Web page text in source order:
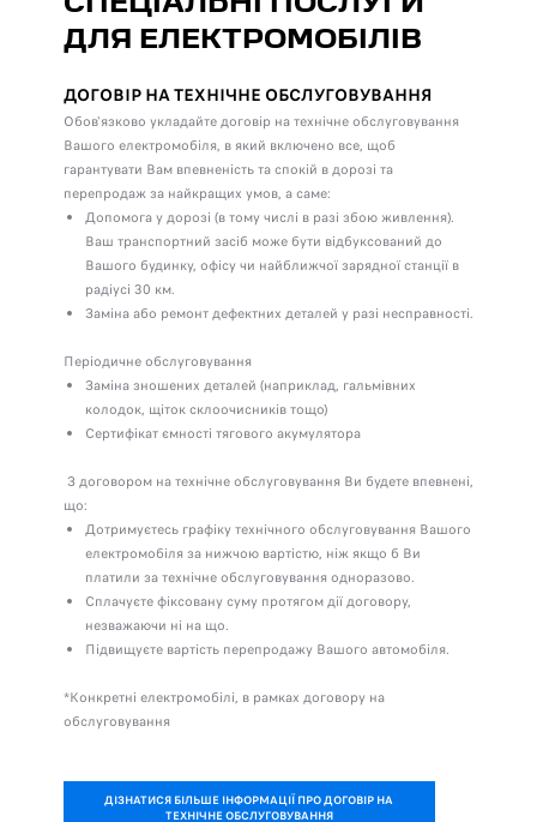
СПЕЦІАЛЬНІ ПОСЛУГИ
ДЛЯ ЕЛЕКТРОМОБІЛІВ
ДОГОВІР НА ТЕХНІЧНЕ ОБСЛУГОВУВАННЯ
Обов'язково укладайте договір на технічне обслуговування
Вашого електромобіля, в який включено все, щоб
гарантувати Вам впевненість та спокій в дорозі та
перепродаж за найкращих умов, а саме:
Допомога у дорозі (в тому числі в разі збою живлення).
Ваш транспортний засіб може бути відбуксований до
Вашого будинку, офісу чи найближчої зарядної станції в
радіусі 30 км.
Заміна або ремонт дефектних деталей у разі несправності.
Періодичне обслуговування
Заміна зношених деталей (наприклад, гальмівних
колодок, щіток склоочисників тощо)
Сертифікат ємності тягового акумулятора
З договором на технічне обслуговування Ви будете впевнені,
що:
Дотримуєтесь графіку технічного обслуговування Вашого
електромобіля за нижчою вартістю, ніж якщо б Ви
платили за технічне обслуговування одноразово.
Сплачуєте фіксовану суму протягом дії договору,
незважаючи ні на що.
Підвищуєте вартість перепродажу Вашого автомобіля.
*Конкретні електромобілі, в рамках договору на
обслуговування
ДІЗНАТИСЯ БІЛЬШЕ ІНФОРМАЦІЇ ПРО ДОГОВІР НА
ТЕХНІЧНЕ ОБСЛУГОВУВАННЯ